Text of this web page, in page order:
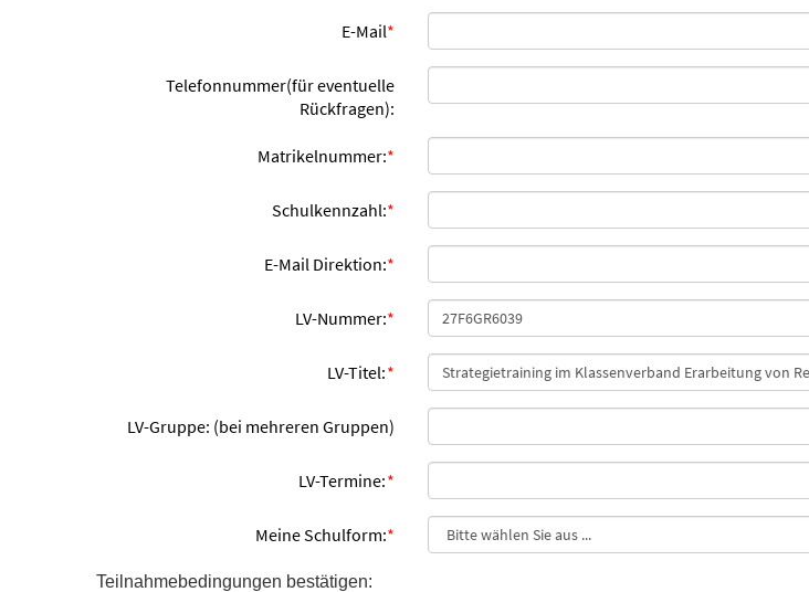
E-Mail*
Telefonnummer(für eventuelle
Rückfragen):
Matrikelnummer:*
Schulkennzahl:*
E-Mail Direktion:*
LV-Nummer:*
LV-Titel:*
LV-Gruppe: (bei mehreren Gruppen)
LV-Termine:*
Meine Schulform:*
Teilnahmebedingungen bestätigen: